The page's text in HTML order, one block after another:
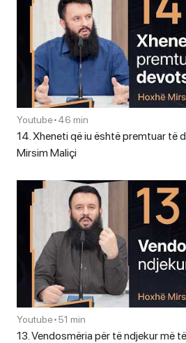
Youtube•46 min
14. Xheneti që iu është premtuar të
Mirsim Maliçi
Youtube•51 min
13. Vendosmëria për të ndjekur më